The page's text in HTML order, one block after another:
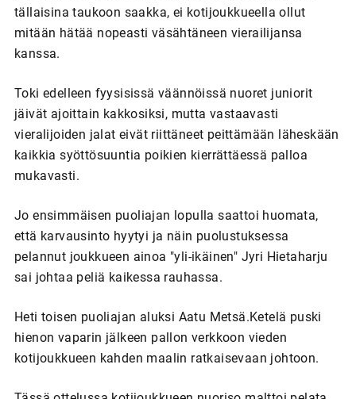
tällaisina taukoon saakka, ei kotijoukkueella ollut
mitään hätää nopeasti väsähtäneen vierailijansa
kanssa.
Toki edelleen fyysisissä väännöissä nuoret juniorit
jäivät ajoittain kakkosiksi, mutta vastaavasti
vieralijoiden jalat eivät riittäneet peittämään läheskään
kaikkia syöttösuuntia poikien kierrättäessä palloa
mukavasti.
Jo ensimmäisen puoliajan lopulla saattoi huomata,
että karvausinto hyytyi ja näin puolustuksessa
pelannut joukkueen ainoa "yli-ikäinen" Jyri Hietaharju
sai johtaa peliä kaikessa rauhassa.
Heti toisen puoliajan aluksi Aatu Metsä.Ketelä puski
hienon vaparin jälkeen pallon verkkoon vieden
kotijoukkueen kahden maalin ratkaisevaan johtoon.